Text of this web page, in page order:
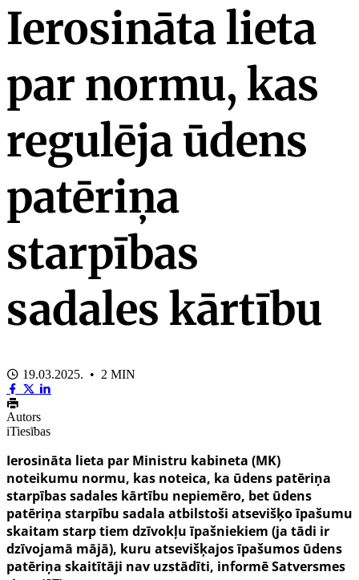
Ierosināta lieta
par normu, kas
regulēja ūdens
patēriņa
starpības
sadales kārtību
19.03.2025. • 2 MIN
Autors
iTiesības
Ierosināta lieta par Ministru kabineta (MK)
noteikumu normu, kas noteica, ka ūdens patēriņa
starpības sadales kārtību nepiemēro, bet ūdens
patēriņa starpību sadala atbilstoši atsevišķo īpašumu
skaitam starp tiem dzīvokļu īpašniekiem (ja tādi ir
dzīvojamā mājā), kuru atsevišķajos īpašumos ūdens
patēriņa skaitītāji nav uzstādīti, informē Satversmes